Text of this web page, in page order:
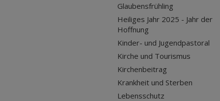
Glaubensfrühling
Heiliges Jahr 2025 - Jahr der
Hoffnung
Kinder- und Jugendpastoral
Kirche und Tourismus
Kirchenbeitrag
Krankheit und Sterben
Lebensschutz